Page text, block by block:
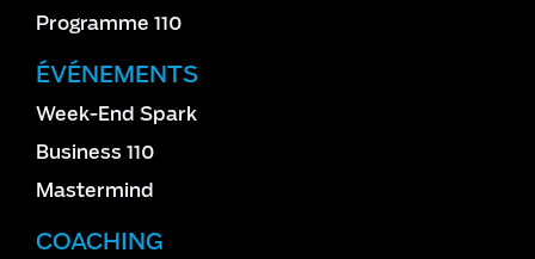
Programme 110
ÉVÉNEMENTS
Week-End Spark
Business 110
Mastermind
COACHING